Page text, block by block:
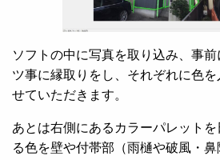
ソフトの中に写真を取り込み、事
ツ事に縁取りをし、それぞれに色
せていただきます。
あとは右側にあるカラーパレット
る色を壁や付帯部（雨樋や破風・